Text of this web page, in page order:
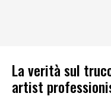
La verità sul
artist